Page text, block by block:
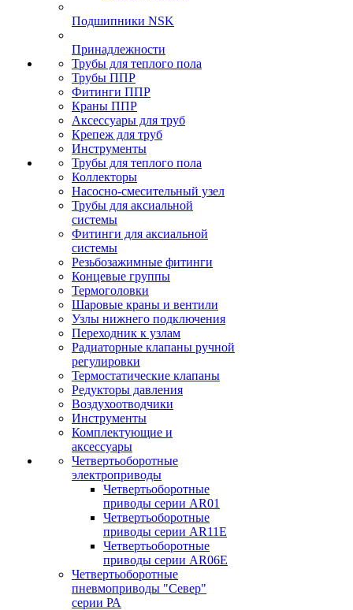
Подшипники NSK
Принадлежности
Трубы для теплого пола
Трубы ППР
Фитинги ППР
Краны ППР
Аксессуары для труб
Крепеж для труб
Инструменты
Трубы для теплого пола
Коллекторы
Насосно-смесительный узел
Трубы для аксиальной
системы
Фитинги для аксиальной
системы
Резьбозажимные фитинги
Концевые группы
Термоголовки
Шаровые краны и вентили
Узлы нижнего подключения
Переходник к узлам
Радиаторные клапаны ручной
регулировки
Термостатические клапаны
Редукторы давления
Воздухоотводчики
Инструменты
Комплектующие и
аксессуары
Четвертьоборотные
электроприводы
Четвертьоборотные
приводы серии AR01
Четвертьоборотные
приводы серии AR11E
Четвертьоборотные
приводы серии AR06E
Четвертьоборотные
пневмоприводы "Север"
серии РА